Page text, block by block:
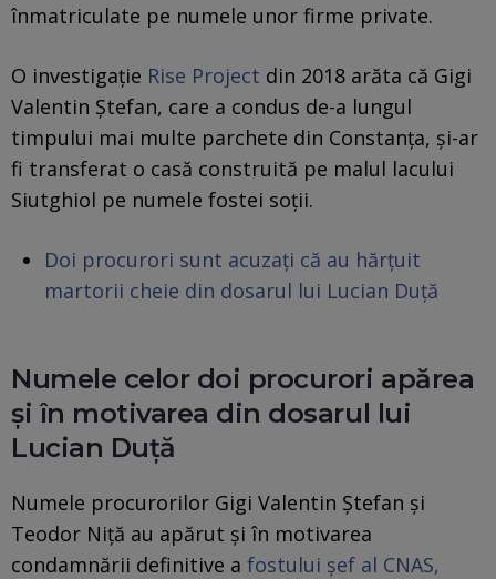
înmatriculate pe numele unor firme private.
O investigație Rise Project din 2018 arăta că Gigi
Valentin Ștefan, care a condus de-a lungul
timpului mai multe parchete din Constanța, și-ar
fi transferat o casă construită pe malul lacului
Siutghiol pe numele fostei soții.
Doi procurori sunt acuzați că au hărțuit
martorii cheie din dosarul lui Lucian Duță
Numele celor doi procurori apărea
și în motivarea din dosarul lui
Lucian Duță
Numele procurorilor Gigi Valentin Ștefan și
Teodor Niță au apărut și în motivarea
condamnării definitive a fostului șef al CNAS,